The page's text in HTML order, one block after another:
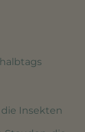
Insekten